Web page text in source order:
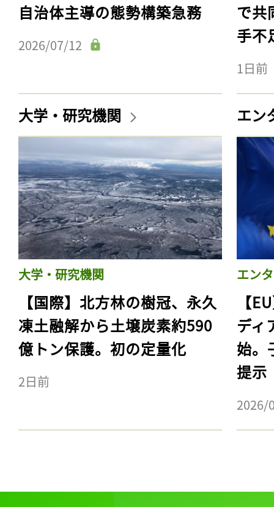
自治体主導の態勢構築急務
2026/07/12
で共
手不
1日前
大学・研究機関
大学・研究機関
【国際】北方林の樹冠、永久
凍土融解から土壌炭素約590
億トン保護。初の定量化
2日前
エン
エン
【
ディ
始。
提示
2026/
ログインが必
ログイン